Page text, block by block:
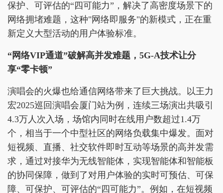
保护、可评估的“四可能力”，解决了高密度场景下的
网络拥堵难题，这种"网络即服务"的新模式，正在重
新定义大型活动的用户体验标准。
“网络VIP通道”破解高并发难题，5G-A技术让分
享“零卡顿”
演唱会的火爆也给通信网络带来了巨大挑战。以王力
宏2025巡回演唱会厦门站为例，连续三场演出共吸引
4.3万人次入场，场馆内同时在线用户数超过1.4万
个，相当于一个中型社区的网络负载集中爆发。面对
短视频、直播、社交软件即时互动等场景的高并发需
求，通过对接华为无线智能体，实现智能体和智能板
的协同保障，做到了对用户体验的实时可预估、可保
障、可保护、可评估的“四可能力”。例如，在短视频